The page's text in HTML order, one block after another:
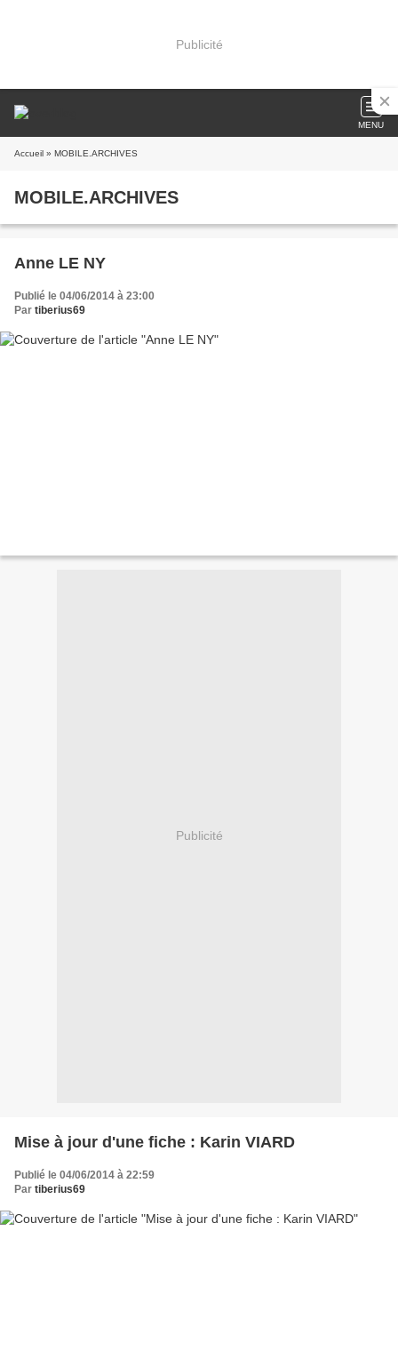
Publicité
MENU
Accueil » MOBILE.ARCHIVES
MOBILE.ARCHIVES
Anne LE NY
Publié le 04/06/2014 à 23:00
Par tiberius69
Publicité
Mise à jour d'une fiche : Karin VIARD
Publié le 04/06/2014 à 22:59
Par tiberius69